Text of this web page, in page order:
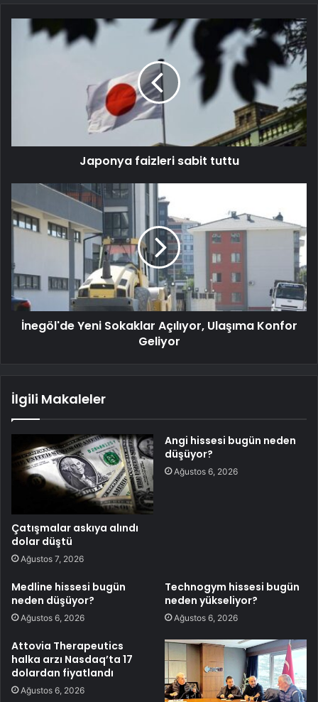
Japonya faizleri sabit tuttu
İnegöl'de Yeni Sokaklar Açılıyor, Ulaşıma Konfor
Geliyor
İlgili Makaleler
Çatışmalar askıya alındı
dolar düştü
Ağustos 7, 2026
Angi hissesi bugün neden
düşüyor?
Ağustos 6, 2026
Medline hissesi bugün
neden düşüyor?
Ağustos 6, 2026
Technogym hissesi bugün
neden yükseliyor?
Ağustos 6, 2026
Attovia Therapeutics
halka arzı Nasdaq’ta 17
dolardan fiyatlandı
Ağustos 6, 2026